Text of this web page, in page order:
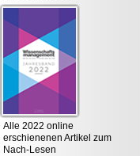
Alle 2022 online
erschienenen Artikel zum
Nach-Lesen